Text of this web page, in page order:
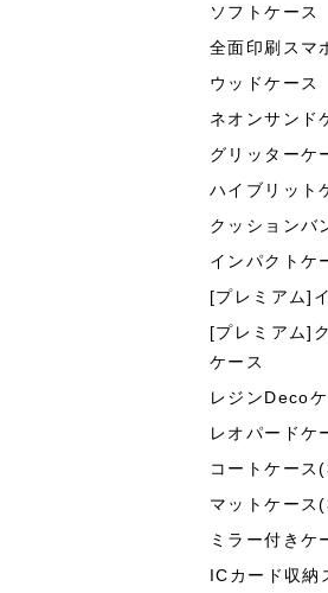
ソフトケース
全面印刷スマ
ウッドケース
ネオンサンド
グリッターケ
ハイブリット
クッションバ
インパクトケ
[プレミアム]
[プレミアム]
ケース
レジンDeco
レオパードケ
コートケース
マットケース
ミラー付きケ
ICカード収納